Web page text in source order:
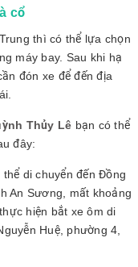
cổ
thì có thể lựa chọn
máy bay. Sau khi hạ
đón xe để đến địa
Thủy Lê bạn có thể
đây:
di chuyển đến Đồng
An Sương, mất khoảng
hiện bắt xe ôm di
Huệ, phường 4,